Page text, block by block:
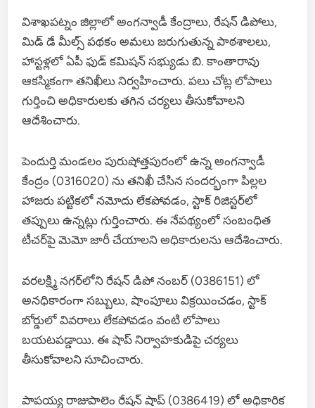
విశాఖపట్నం జిల్లాలో అంగన్వాడీ కేంద్రాలు, రేషన్ డిపోలు,
మిడ్ డే మీల్స్ పథకం అమలు జరుగుతున్న పాఠశాలలు,
హాస్టళ్లలో ఏపీ ఫుడ్ కమిషన్ సభ్యుడు బి. కాంతారావు
ఆకస్మికంగా తనిఖీలు నిర్వహించారు. పలు చోట్ల లోపాలు
గుర్తించి అధికారులకు తగిన చర్యలు తీసుకోవాలని
ఆదేశించారు.
పెందుర్తి మండలం పురుషోత్తపురంలో ఉన్న అంగన్వాడీ
కేంద్రం (0316020) ను తనిఖీ చేసిన సందర్భంగా పిల్లల
హాజరు పట్టికలో నమోదు లేకపోవడం, స్టాక్ రిజిస్టర్‌లో
తప్పులు ఉన్నట్లు గుర్తించారు. ఈ నేపథ్యంలో సంబంధిత
టీచర్‌పై మెమో జారీ చేయాలని అధికారులను ఆదేశించారు.
వరలక్ష్మి నగర్‌లోని రేషన్ డిపో నంబర్ (0386151) లో
అనధికారంగా సబ్బులు, షాంపూలు విక్రయించడం, స్టాక్
బోర్డులో వివరాలు లేకపోవడం వంటి లోపాలు
బయటపడ్డాయి. ఈ షాప్ నిర్వాహకుడిపై చర్యలు
తీసుకోవాలని సూచించారు.
పాపయ్య రాజుపాలెం రేషన్ షాప్ (0386419) లో అధికారిక